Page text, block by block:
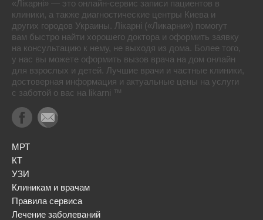
«Лікарні» — это онлайн-сервис записи пациентов в
клиники, а также диагностические центры Киева и
других городов Украины. Лікарні («Ликарни») помогут
вам быстро найти хорошего доктора и оформить заявку
на консультацию к нему, не выходя из дома. Более того,
у нас вы можете оформить вызов врача на дом онлайн
для взрослых и детей. Лучшие врачи и частные клиники,
достоверная информация и актуальные цены на услуги
с заботой о вас на likarni ™
МРТ
КТ
УЗИ
Клиникам и врачам
Правила сервиса
Лечение заболеваний